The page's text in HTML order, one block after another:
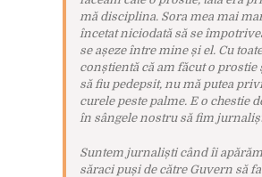
mă disciplina. Sora mea mai
încetat niciodată să se
se așeze între mine și el. Cu
conștientă că am făcut o prostie
să fiu pedepsit, nu mă putea
curele peste palme. E o chestie
în sângele nostru să fim
Suntem jurnaliști când îi
săraci puși de către Guvern să